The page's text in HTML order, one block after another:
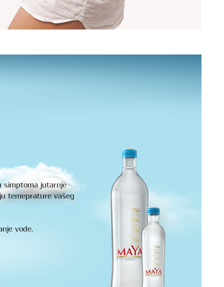
simptoma jutarnje
temeprature vašeg
vode.